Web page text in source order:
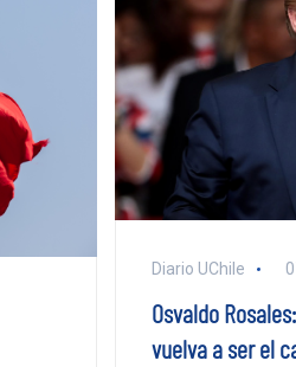
Diario UChile
Osvaldo
vuelva a ser el